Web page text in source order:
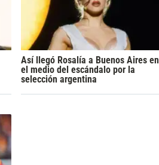
Así llegó Rosalía a Buenos Aires en
el medio del escándalo por la
selección argentina